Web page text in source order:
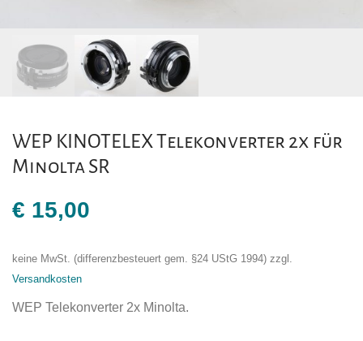
WEP KINOTELEX Telekonverter 2x für
Minolta SR
€ 15,00
keine MwSt. (differenzbesteuert gem. §24 UStG 1994) zzgl.
Versandkosten
WEP Telekonverter 2x Minolta.